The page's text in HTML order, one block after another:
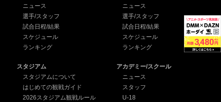
ニュース
選手/スタッフ
試合日程/結果
スケジュール
ランキング
ニュース
選手/スタッフ
試合日程/結果
スケジュール
ランキング
スタジアム
スタジアムについて
はじめての観戦ガイド
2026スタジアム観戦ルール
アカデミー/スクール
ニュース
スタッフ
U-18